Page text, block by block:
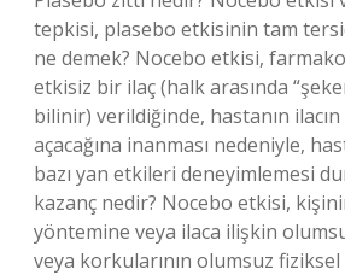
tepkisi, plasebo etkisinin tam
ne demek? Nocebo etkisi,
etkisiz bir ilaç (halk arasında
bilinir) verildiğinde, hastanın
açacağına inanması nedeniyle,
bazı yan etkileri deneyimlemesi
kazanç nedir? Nocebo etkisi,
yöntemine veya ilaca ilişkin
veya korkularının olumsuz